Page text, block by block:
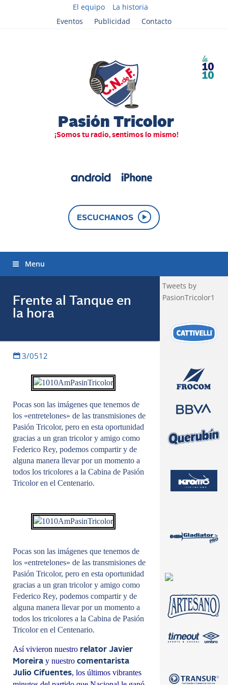
El equipo
La historia
Eventos
Publicidad Contacto
ESCUCHANOS
Menu
Frente al Tanque en
la hora
3/0512
Pocas son las imágenes que tenemos de
los «entretelones» de las transmisiones de
Pasión Tricolor, pero en esta oportunidad
gracias a un gran tricolor y amigo como
Federico Rey, podemos compartir y de
alguna manera llevar por un momento a
todos los tricolores a la Cabina de Pasión
Tricolor en el Centenario.
Pocas son las imágenes que tenemos de
los «entretelones» de las transmisiones de
Pasión Tricolor, pero en esta oportunidad
gracias a un gran tricolor y amigo como
Federico Rey, podemos compartir y de
alguna manera llevar por un momento a
todos los tricolores a la Cabina de Pasión
Tricolor en el Centenario.
Así vivieron nuestro relator Javier
Moreira y nuestro comentarista
Julio Cifuentes, los últimos vibrantes
Tweets by
PasionTricolor1